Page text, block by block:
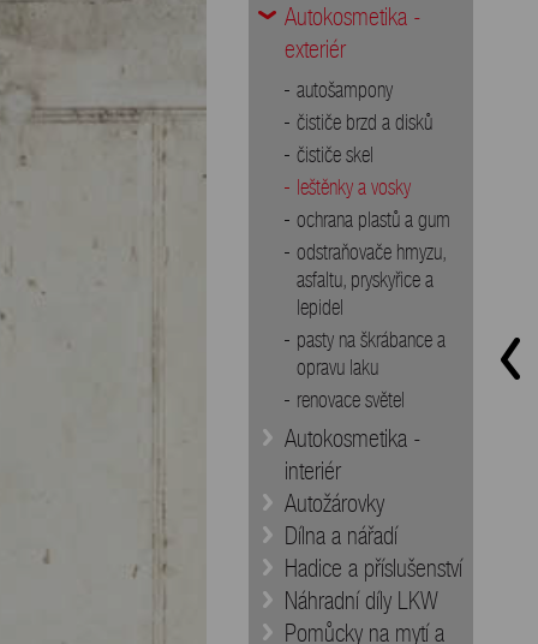
Autokosmetika -
exteriér
autošampony
čističe brzd a disků
čističe skel
leštěnky a vosky
ochrana plastů a gum
odstraňovače hmyzu,
asfaltu, pryskyřice a
lepidel
pasty na škrábance a
opravu laku
renovace světel
Autokosmetika -
interiér
Autožárovky
Dílna a nářadí
Hadice a příslušenství
Náhradní díly LKW
Pomůcky na mytí a